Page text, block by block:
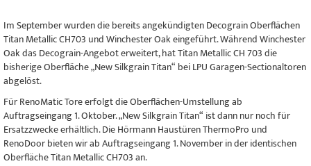
Im September wurden die bereits angekündigten Decograin Oberflächen
Titan Metallic CH703 und Winchester Oak eingeführt. Während Winchester
Oak das Decograin-Angebot erweitert, hat Titan Metallic CH 703 die
bisherige Oberfläche „New Silkgrain Titan“ bei LPU Garagen-Sectionaltoren
abgelöst.
Für RenoMatic Tore erfolgt die Oberflächen-Umstellung ab
Auftragseingang 1. Oktober. „New Silkgrain Titan“ ist dann nur noch für
Ersatzzwecke erhältlich. Die Hörmann Haustüren ThermoPro und
RenoDoor bieten wir ab Auftragseingang 1. November in der identischen
Oberfläche Titan Metallic CH703 an.